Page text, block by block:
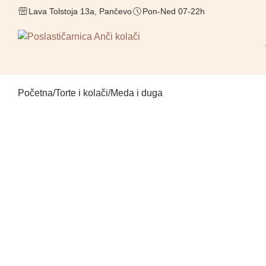
Lava Tolstoja 13a, Pančevo Pon-Ned 07-22h
Početna/Torte i kolači/Meda i duga